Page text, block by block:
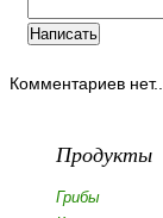
Комментариев нет..
Продукты
Грибы